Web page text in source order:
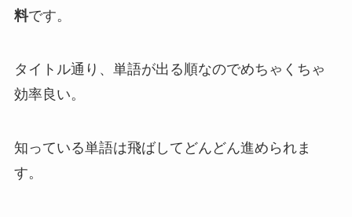
料です。
タイトル通り、単語が出る順なのでめちゃくちゃ
効率良い。
知っている単語は飛ばしてどんどん進められま
す。